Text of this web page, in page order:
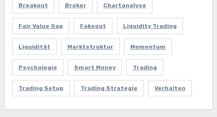
Breakout Broker Chartanalyse
Fair Value Gap Fakeout Liquidity Trading
Liquidität Marktstruktur Momentum
Psychologie Smart Money Trading
Trading Setup Trading Strategie Verhalten